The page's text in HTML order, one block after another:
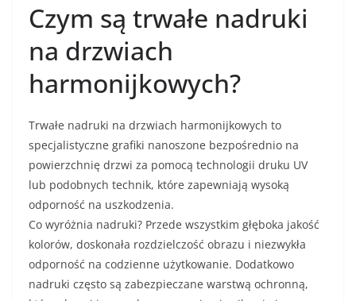
Czym są trwałe nadruki
na drzwiach
harmonijkowych?
Trwałe nadruki na drzwiach harmonijkowych to
specjalistyczne grafiki nanoszone bezpośrednio na
powierzchnię drzwi za pomocą technologii druku UV
lub podobnych technik, które zapewniają wysoką
odporność na uszkodzenia.
Co wyróżnia nadruki? Przede wszystkim głęboka jakość
kolorów, doskonała rozdzielczość obrazu i niezwykła
odporność na codzienne użytkowanie. Dodatkowo
nadruki często są zabezpieczane warstwą ochronną,